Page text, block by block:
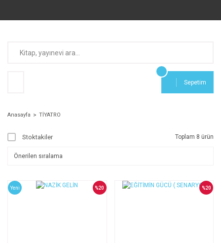
Sepetim
Anasayfa TİYATRO
Stoktakiler Toplam 8 ürün
Yeni %20 %20